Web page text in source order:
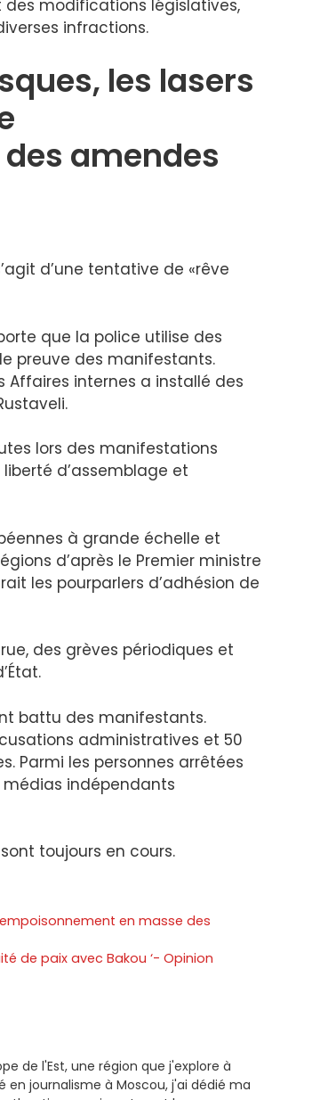
modifications législatives,
infractions.
les lasers
amendes
d’une tentative de «rêve
que la police utilise des
preuve des manifestants.
Affaires internes a installé des
lors des manifestations
d’assemblage et
à grande échelle et
d’après le Premier ministre
les pourparlers d’adhésion de
des grèves périodiques et
battu des manifestants.
administratives et 50
Parmi les personnes arrêtées
indépendants
toujours en cours.
en masse des
de paix avec Bakou ‘- Opinion
de l'Est, une région que j'explore à
en journalisme à Moscou, j'ai dédié ma